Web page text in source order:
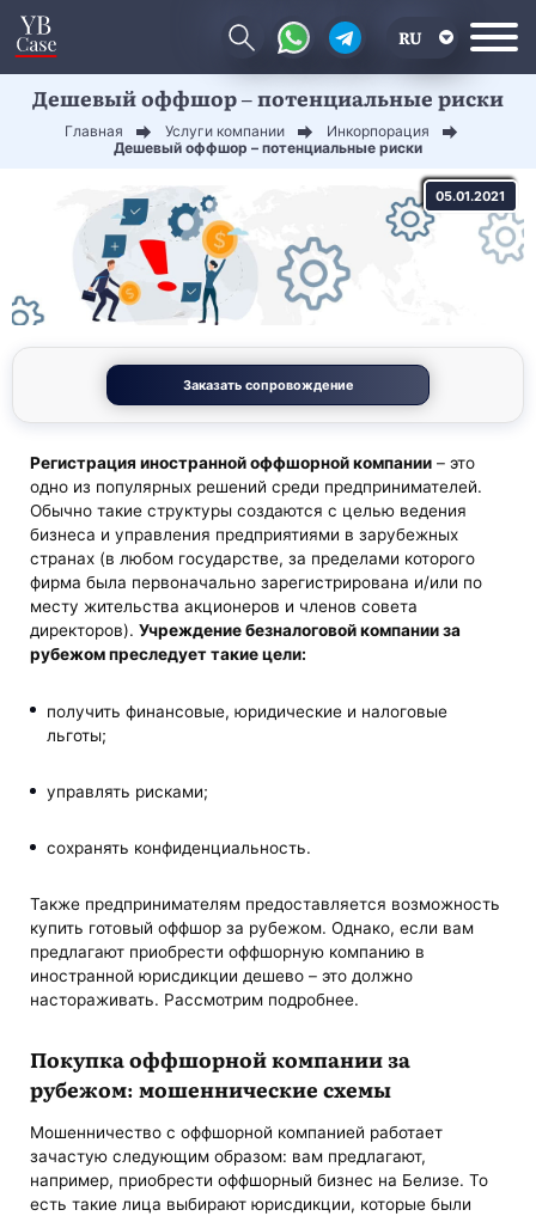
RU
EN
Дешевый оффшор – потенциальные риски
Главная Услуги компании
Инкорпорация
Дешевый оффшор – потенциальные риски
05.01.2021
Заказать сопровождение
Регистрация иностранной оффшорной компании – это
одно из популярных решений среди предпринимателей.
Обычно такие структуры создаются с целью ведения
бизнеса и управления предприятиями в зарубежных
странах (в любом государстве, за пределами которого
фирма была первоначально зарегистрирована и/или по
месту жительства акционеров и членов совета
директоров).Учреждение безналоговой компании за
рубежомпреследует такие цели:
получить финансовые, юридические и налоговые
льготы;
управлять рисками;
сохранять конфиденциальность.
Также предпринимателям предоставляется возможность
купить готовый оффшор за рубежом. Однако, если вам
предлагают приобрести оффшорную компанию в
иностранной юрисдикции дешево – это должно
настораживать. Рассмотрим подробнее.
Покупка оффшорной компании за
рубежом: мошеннические схемы
Мошенничество с оффшорной компанией работает
зачастую следующим образом: вам предлагают,
например, приобрести оффшорный бизнес на Белизе. То
есть такие лица выбирают юрисдикции, которые были